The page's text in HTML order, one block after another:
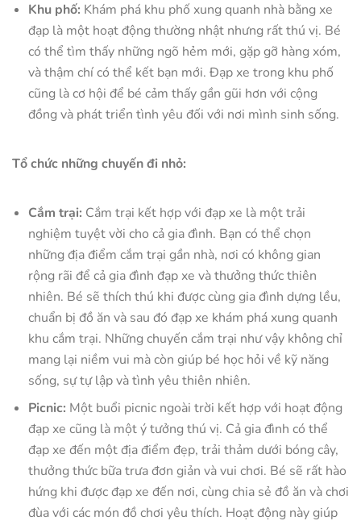
Khu phố: Khám phá khu phố xung quanh nhà bằng xe
đạp là một hoạt động thường nhật nhưng rất thú vị. Bé
có thể tìm thấy những ngõ hẻm mới, gặp gỡ hàng xóm,
và thậm chí có thể kết bạn mới. Đạp xe trong khu phố
cũng là cơ hội để bé cảm thấy gần gũi hơn với cộng
đồng và phát triển tình yêu đối với nơi mình sinh sống.
Tổ chức những chuyến đi nhỏ:
Cắm trại: Cắm trại kết hợp với đạp xe là một trải
nghiệm tuyệt vời cho cả gia đình. Bạn có thể chọn
những địa điểm cắm trại gần nhà, nơi có không gian
rộng rãi để cả gia đình đạp xe và thưởng thức thiên
nhiên. Bé sẽ thích thú khi được cùng gia đình dựng lều,
chuẩn bị đồ ăn và sau đó đạp xe khám phá xung quanh
khu cắm trại. Những chuyến cắm trại như vậy không chỉ
mang lại niềm vui mà còn giúp bé học hỏi về kỹ năng
sống, sự tự lập và tình yêu thiên nhiên.
Picnic: Một buổi picnic ngoài trời kết hợp với hoạt động
đạp xe cũng là một ý tưởng thú vị. Cả gia đình có thể
đạp xe đến một địa điểm đẹp, trải thảm dưới bóng cây,
thưởng thức bữa trưa đơn giản và vui chơi. Bé sẽ rất hào
hứng khi được đạp xe đến nơi, cùng chia sẻ đồ ăn và chơi
đùa với các món đồ chơi yêu thích. Hoạt động này giúp